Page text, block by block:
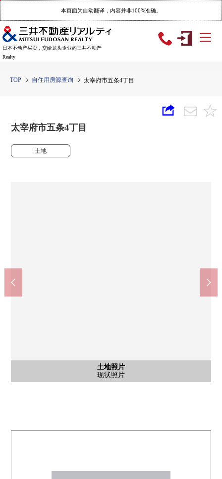
本页面为自动翻译，内容并非100%准确。
日本不动产买卖，交给龙头企业的三井不动产
Realty
TOP 自住用房源查询 太宰府市五条4丁目
太宰府市五条4丁目
土地
土地照片
现状照片
土地照片
现状照片
土地照片
现状照片
土地照片
其他
前面道路
其他
前面道路